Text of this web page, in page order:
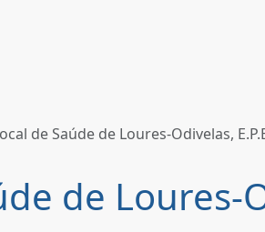
de Saúde de Loures-Odivelas,
de Loures-